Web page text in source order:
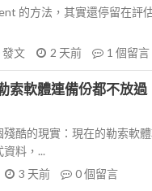
的方法，其實還停留在評
發文 2 天前 1 個留言
索軟體連備份都不放過
酷的現實：現在的勒索軟
料，...
3 天前 0個留言